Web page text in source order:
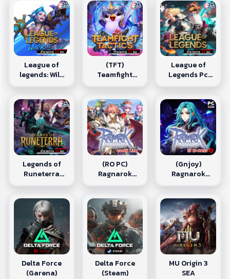
League of
legends: Wild
Rift (เติม 3-10
(TFT)
Teamfight
Tactics Mobile
League of
Legends Pc
(เติม 3-10 นาที)
Legends of
Runeterra
(RO PC)
Ragnarok
(Gnjoy)
Ragnarok
Delta Force
(Garena)
Delta Force
(Steam)
MU Origin 3
SEA